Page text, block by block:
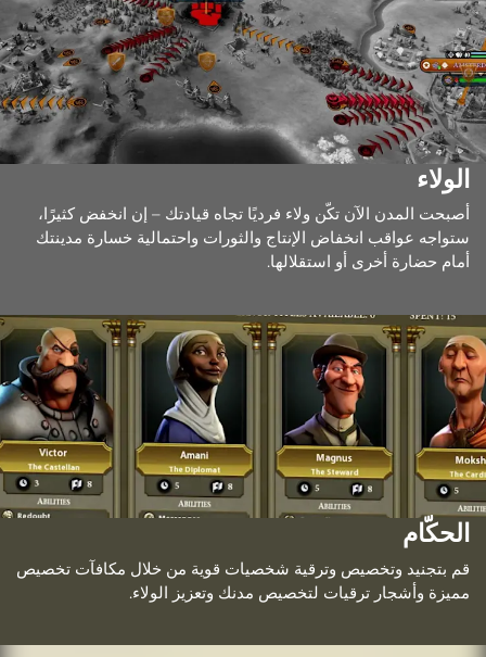
الولاء
أصبحت المدن الآن تكّن ولاء فرديًا تجاه قيادتك – إن انخفض كثيرًا،
ستواجه عواقب انخفاض الإنتاج والثورات واحتمالية خسارة مدينتك
أمام حضارة أخرى أو استقلالها.
الحكّام
قم بتجنيد وتخصيص وترقية شخصيات قوية من خلال مكافآت تخصيص
مميزة وأشجار ترقيات لتخصيص مدنك وتعزيز الولاء.